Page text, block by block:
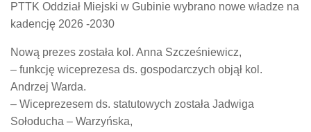
PTTK Oddział Miejski w Gubinie wybrano nowe władze na
kadencję 2026 -2030
Nową prezes została kol. Anna Szcześniewicz,
– funkcję wiceprezesa ds. gospodarczych objął kol.
Andrzej Warda.
– Wiceprezesem ds. statutowych została Jadwiga
Sołoducha – Warzyńska,